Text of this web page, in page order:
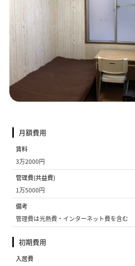
月額費用
賃料
3万2000円
管理費(共益費)
1万5000円
備考
管理費は光熱費・インターネット費を含む
初期費用
入居費